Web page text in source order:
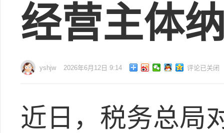
经营主体
yshjw 2026年6月12日 9:14 评论已关闭
近日，税务总局